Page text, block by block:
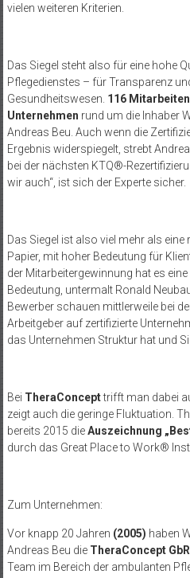
vielen weiteren Kriterien.
Das Siegel steht also für eine hohe
Pflegedienstes – fürTransparenz
Gesundheitswesen 116
Unternehmen rund um die Inhaber
Andreas Beu. Auch wenn die
Ergebnis widerspiegelt, strebt
bei der nächsten KTQ®-
wir auch“, ist sich der Experte sicher.
Das Siegel ist also viel mehr als
Papier, mit hoher Bedeutung für
der Mitarbeitergewinnung hat es
Bedeutung, untermalt Ronald
Bewerber schauen mittlerweile bei
Arbeitgeber auf zertifizierte
das Unternehmen Struktur hat und
Bei TheraConcepttrifft man dabei
zeigt auch die geringe Fluktuation.
bereits 2015 dieAuszeichnung
durch das Great Place to Work®
Zum Unternehmen:
Vor knapp 20 Jahren (2005) haben
Andreas Beu die TheraConcept
Team im Bereich der ambulanten